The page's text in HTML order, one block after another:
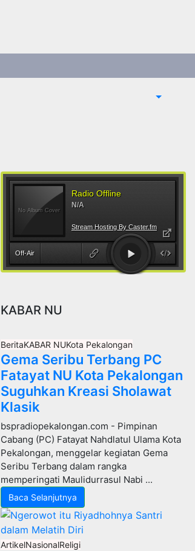
KABAR NU
BeritaKABAR NUKota Pekalongan
Gema Seribu Terbang PC
Fatayat NU Kota Pekalongan
Suguhkan Kreasi Sholawat
Klasik
bspradiopekalongan.com - Pimpinan
Cabang (PC) Fatayat Nahdlatul Ulama Kota
Pekalongan, menggelar kegiatan Gema
Seribu Terbang dalam rangka
memperingati Maulidurrasul Nabi ...
Baca Selanjutnya
ArtikelNasionalReligi